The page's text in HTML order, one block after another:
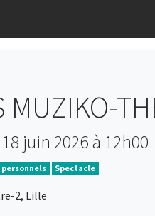
MUZIKO-
juin 2026 à 12h00
personnels Spectacle
2, Lille